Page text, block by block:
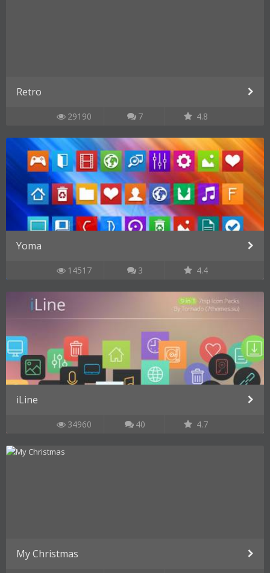
Retro
29190 7 4.8
Yoma
14517 3 4.4
iLine
34960 40 4.7
My Christmas